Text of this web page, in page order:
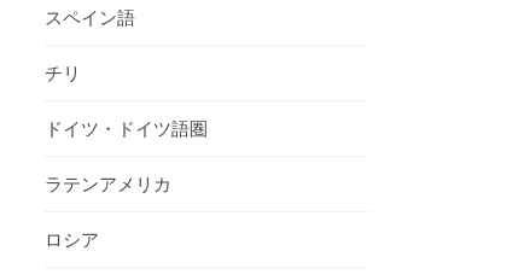
スペイン語
チリ
ドイツ・ドイツ語圏
ラテンアメリカ
ロシア